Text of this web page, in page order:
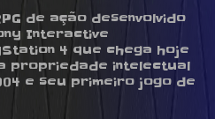
de ação desenvolvido
Interactive
4 que chega hoje
propriedade intelectual
e seu primeiro jogo de